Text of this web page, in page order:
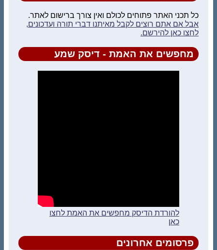
כל תכני האתר פתוחים לכולם ואין צורך ברישום לאתר.
אבל אם אתם רוצים לקבל מאיתנו דברי תורה ועדכונים,
לחצו כאן להירשם.
מחפשים את האמת - דיסק שמע
להורדת הדיסק מחפשים את האמת לחצו
כאן
פרסומים אחרונים